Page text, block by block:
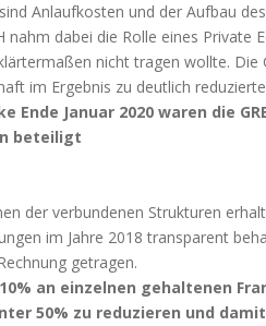
Anlaufkosten und der Aufbau
dabei die Rolle eines
nicht tragen wollte.
im Ergebnis zu deutlich
Januar 2020 waren die
beteiligt
der verbundenen Strukturen
im Jahre 2018 transparent
getragen.
10% an einzelnen gehaltenen
50% zu reduzieren und